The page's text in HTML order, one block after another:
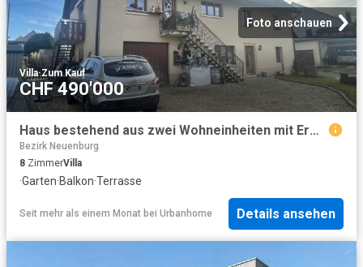
Foto anschauen
Villa·Zum Kauf
CHF 490'000
Haus bestehend aus zwei Wohneinheiten mit Erweiterungsmöglichkeiten
Bezirk Neuenburg
8 ZimmerVilla
·Garten·Balkon·Terrasse
Seit mehr als einem Monat bei Urbanhome Details ansehen